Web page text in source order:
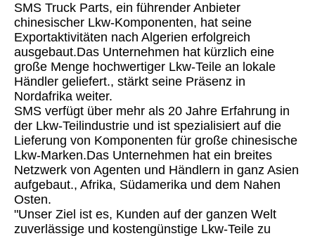
SMS Truck Parts, ein führender Anbieter
chinesischer Lkw-Komponenten, hat seine
Exportaktivitäten nach Algerien erfolgreich
ausgebaut.Das Unternehmen hat kürzlich eine
große Menge hochwertiger Lkw-Teile an lokale
Händler geliefert., stärkt seine Präsenz in
Nordafrika weiter.
SMS verfügt über mehr als 20 Jahre Erfahrung in
der Lkw-Teilindustrie und ist spezialisiert auf die
Lieferung von Komponenten für große chinesische
Lkw-Marken.Das Unternehmen hat ein breites
Netzwerk von Agenten und Händlern in ganz Asien
aufgebaut., Afrika, Südamerika und dem Nahen
Osten.
"Unser Ziel ist es, Kunden auf der ganzen Welt
zuverlässige und kostengünstige Lkw-Teile zu